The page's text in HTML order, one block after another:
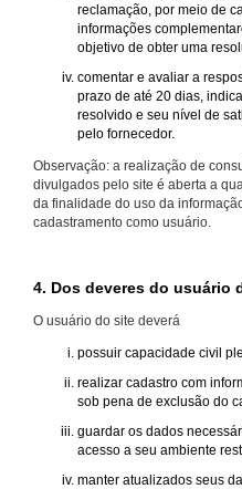
reclamação, por meio de
informações
objetivo de obter uma
comentar e avaliar a
prazo de até 20 dias,
resolvido e seu nível de
pelo fornecedor.
Observação: a realização de
divulgados pelo site é aberta a
da finalidade do uso da
cadastramento como usuário.
4. Dos deveres do usuário
O usuário do site deverá
possuir capacidade civil
realizar cadastro com
sob pena de exclusão do
guardar os dados
acesso a seu ambiente
manter atualizados seus